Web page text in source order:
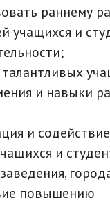
раннему
учащихся и
и навыки
и